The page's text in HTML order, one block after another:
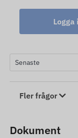
Logga
Fler frågor
Dokument